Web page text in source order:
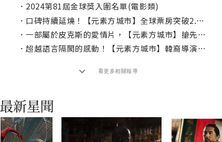
． 2024第81屆金球獎入圍名單(電影類)
． 口碑持續延燒！【元素方城市】全球票房突破2.5億大關
． 一部屬於皮克斯的愛情片，【元素方城市】搶先口碑場好評滿滿
． 超越語言隔閡的感動！【元素方城市】韓裔導演獻給父母的情書
看更多相關報導